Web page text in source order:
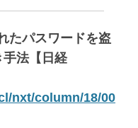
たパスワードを盗
法【日経
nxt/column/18/00